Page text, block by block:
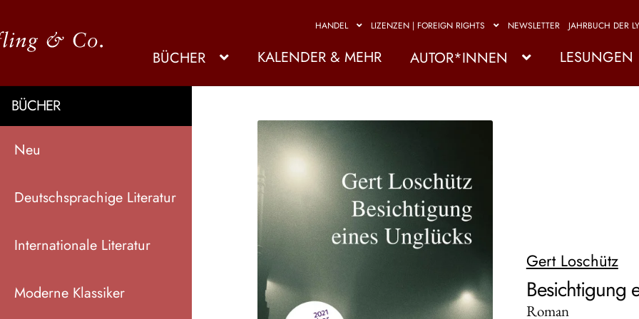
HANDEL LIZENZEN | FOREIGN RIGHTS NEWSLETTER JAHRBUCH DER
BÜCHER KALENDER & MEHR AUTOR*INNEN LESUNGEN
BÜCHER
Neu
Deutschsprachige Literatur
Internationale Literatur
Moderne Klassiker
Gert Loschütz
Besichtigung
Roman